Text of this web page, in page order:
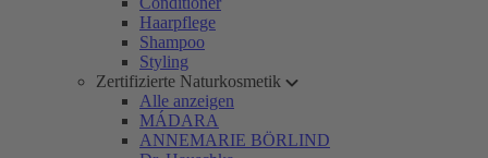
Haarpflege
Shampoo
Styling
Zertifizierte Naturkosmetik
Alle anzeigen
MÁDARA
ANNEMARIE BÖRLIND